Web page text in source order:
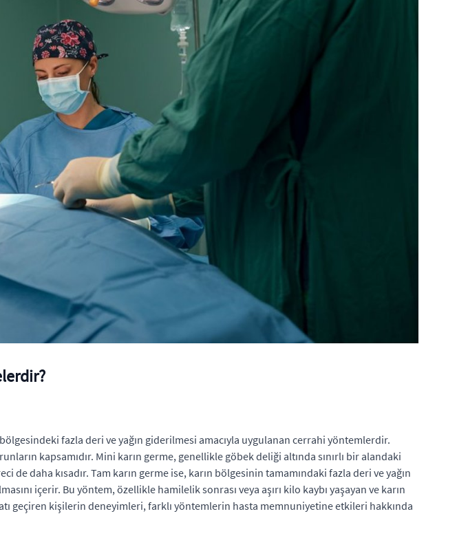
fazla deri ve yağın giderilmesi amacıyla uygulanan cerrahi yöntemlerdir.
kapsamıdır. Mini karın germe, genellikle göbek deliği altında sınırlı bir alandaki
daha kısadır. Tam karın germe ise, karın bölgesinin tamamındaki fazla deri ve yağın
içerir. Bu yöntem, özellikle hamilelik sonrası veya aşırı kilo kaybı yaşayan ve karın
geçiren kişilerin deneyimleri, farklı yöntemlerin hasta memnuniyetine etkileri hakkında